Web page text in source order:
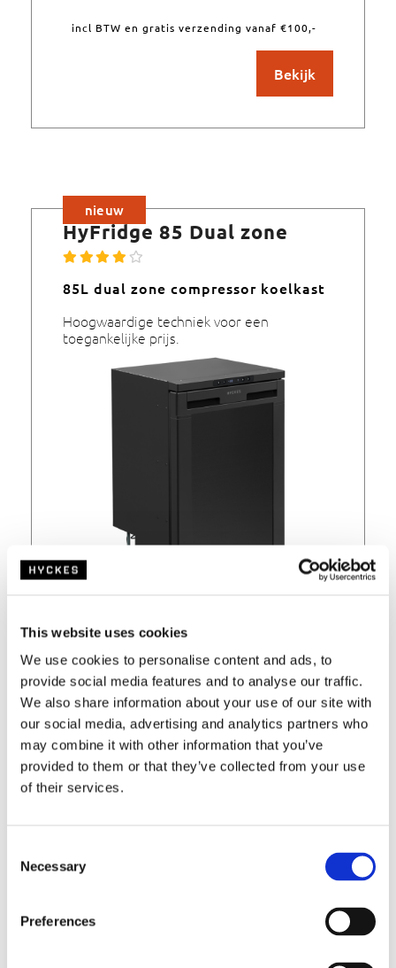
This website uses cookies
We use cookies to personalise content and ads, to
provide social media features and to analyse our traffic.
We also share information about your use of our site with
our social media, advertising and analytics partners who
may combine it with other information that you’ve
provided to them or that they’ve collected from your use
of their services.
Necessary
Preferences
incl BTW en gratis verzending vanaf €100,-
Bekijk
nieuw
HyFridge 85 Dual zone
85L dual zone compressor koelkast
Hoogwaardige techniek voor een
toegankelijke prijs.
Op voorraad
€499,- €449,-
incl BTW en gratis verzending vanaf €100,-
Bekijk
HyFridge 90 Dual zone